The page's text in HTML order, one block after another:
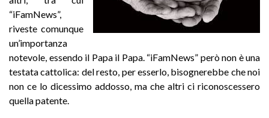
“iFamNews”,
riveste comunque
un’importanza
notevole, essendo il Papa il Papa. “iFamNews” però non è una
testata cattolica: del resto, per esserlo, bisognerebbe che noi
non ce lo dicessimo addosso, ma che altri ci riconoscessero
quella patente.